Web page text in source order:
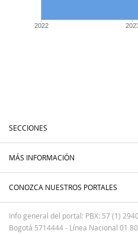
2022
SECCIONES
MÁS INFORMACIÓN
CONOZCA NUESTROS PORTALES
Info general del portal: PBX: 57 (1)
Bogotá 5714444 - Línea Nacional 01